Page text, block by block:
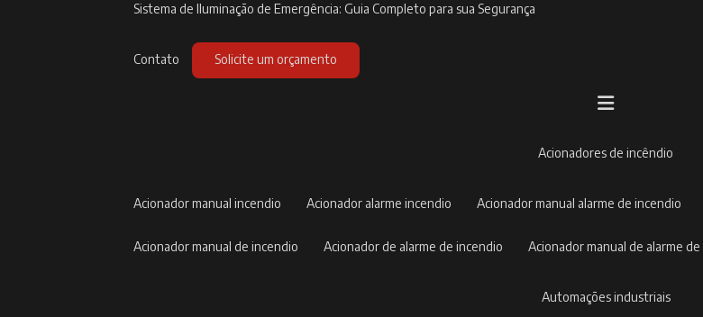
Sistema de Iluminação de Emergência: Guia Completo para sua Segurança
Contato Solicite um orçamento
acionadores de incêndio
acionador manual incendio acionador alarme incendio acionador manual alarme de incendio
acionador manual de incendio acionador de alarme de incendio acionador manual de alarme
automações industriais